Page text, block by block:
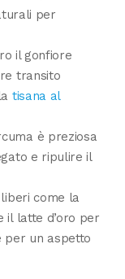
per
il gonfiore
transito
tisana al
è preziosa
e ripulire il
come la
il latte d’oro per
per un aspetto